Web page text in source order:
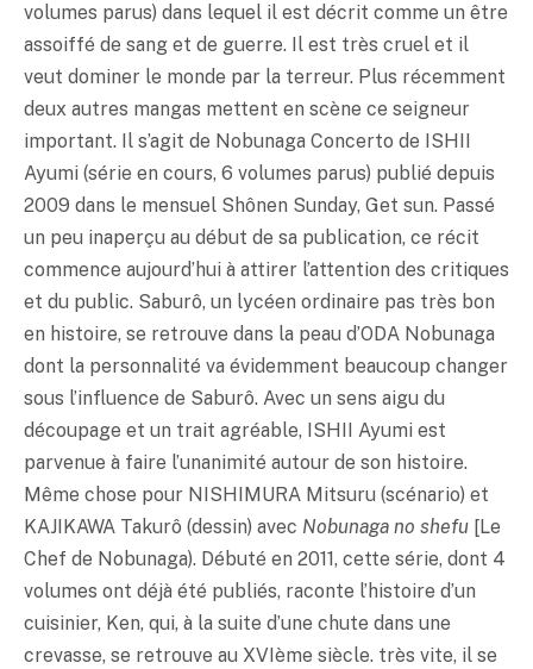
volumes parus) dans lequel il est décrit comme un être
assoiffé de sang et de guerre. Il est très cruel et il
veut dominer le monde par la terreur. Plus récemment
deux autres mangas mettent en scène ce seigneur
important. Il s’agit de Nobunaga Concerto de ISHII
Ayumi (série en cours, 6 volumes parus) publié depuis
2009 dans le mensuel Shônen Sunday, Get sun. Passé
un peu inaperçu au début de sa publication, ce récit
commence aujourd’hui à attirer l’attention des critiques
et du public. Saburô, un lycéen ordinaire pas très bon
en histoire, se retrouve dans la peau d’ODA Nobunaga
dont la personnalité va évidemment beaucoup changer
sous l’influence de Saburô. Avec un sens aigu du
découpage et un trait agréable, ISHII Ayumi est
parvenue à faire l’unanimité autour de son histoire.
Même chose pour NISHIMURA Mitsuru (scénario) et
KAJIKAWA Takurô (dessin) avec Nobunaga no shefu [Le
Chef de Nobunaga). Débuté en 2011, cette série, dont 4
volumes ont déjà été publiés, raconte l’histoire d’un
cuisinier, Ken, qui, à la suite d’une chute dans une
crevasse, se retrouve au XVIème siècle. très vite, il se